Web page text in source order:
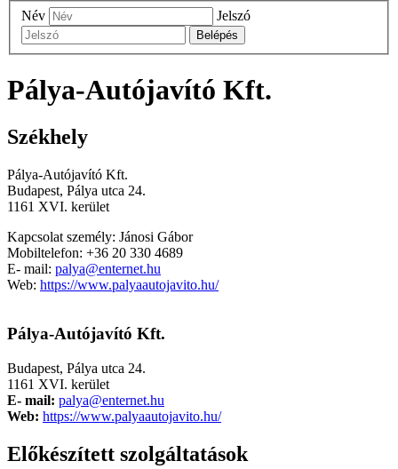
Név Jelszó
Pálya-Autójavító Kft.
Székhely
Pálya-Autójavító Kft.
Budapest, Pálya utca 24.
1161 XVI. kerület
Kapcsolat személy: Jánosi Gábor
Mobiltelefon: +36 20 330 4689
E- mail: palya@enternet.hu
Web: https://www.palyaautojavito.hu/
Pálya-Autójavító Kft.
Budapest, Pálya utca 24.
1161 XVI. kerület
E- mail: palya@enternet.hu
Web: https://www.palyaautojavito.hu/
Előkészített szolgáltatások